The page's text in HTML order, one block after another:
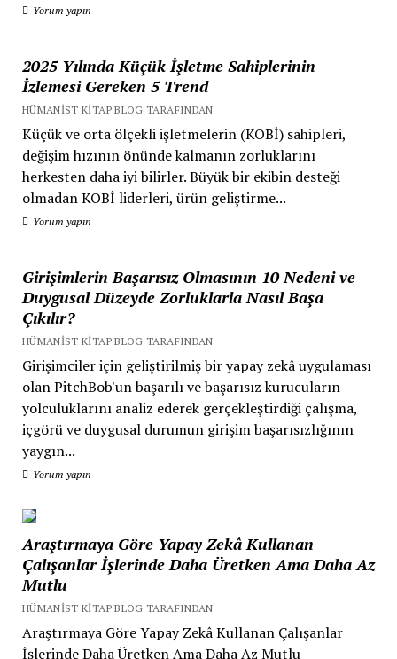
Yorum yapın
2025 Yılında Küçük İşletme Sahiplerinin
İzlemesi Gereken 5 Trend
HÜMANIST KITAP BLOG TARAFINDAN
Küçük ve orta ölçekli işletmelerin (KOBİ) sahipleri,
değişim hızının önünde kalmanın zorluklarını
herkesten daha iyi bilirler. Büyük bir ekibin desteği
olmadan KOBİ liderleri, ürün geliştirme...
Yorum yapın
Girişimlerin Başarısız Olmasının 10 Nedeni ve
Duygusal Düzeyde Zorluklarla Nasıl Başa
Çıkılır?
HÜMANIST KITAP BLOG TARAFINDAN
Girişimciler için geliştirilmiş bir yapay zekâ uygulaması
olan PitchBob'un başarılı ve başarısız kurucuların
yolculuklarını analiz ederek gerçekleştirdiği çalışma,
içgörü ve duygusal durumun girişim başarısızlığının
yaygın...
Yorum yapın
Araştırmaya Göre Yapay Zekâ Kullanan
Çalışanlar İşlerinde Daha Üretken Ama Daha Az
Mutlu
HÜMANIST KITAP BLOG TARAFINDAN
Araştırmaya Göre Yapay Zekâ Kullanan Çalışanlar
İşlerinde Daha Üretken Ama Daha Az Mutlu